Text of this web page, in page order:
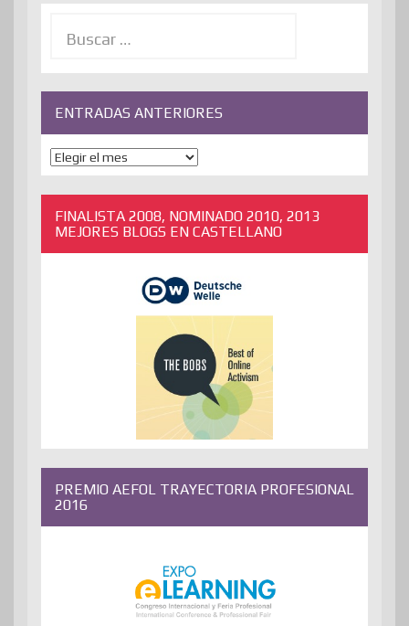
ENTRADAS ANTERIORES
ENTRADAS
ANTERIORES
FINALISTA 2008, NOMINADO 2010, 2013
MEJORES BLOGS EN CASTELLANO
PREMIO AEFOL TRAYECTORIA PROFESIONAL
2016